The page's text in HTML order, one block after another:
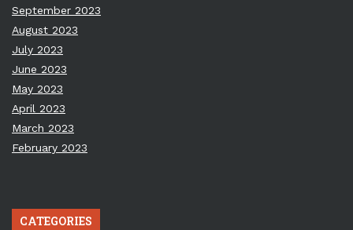
September 2023
August 2023
July 2023
June 2023
May 2023
April 2023
March 2023
February 2023
CATEGORIES